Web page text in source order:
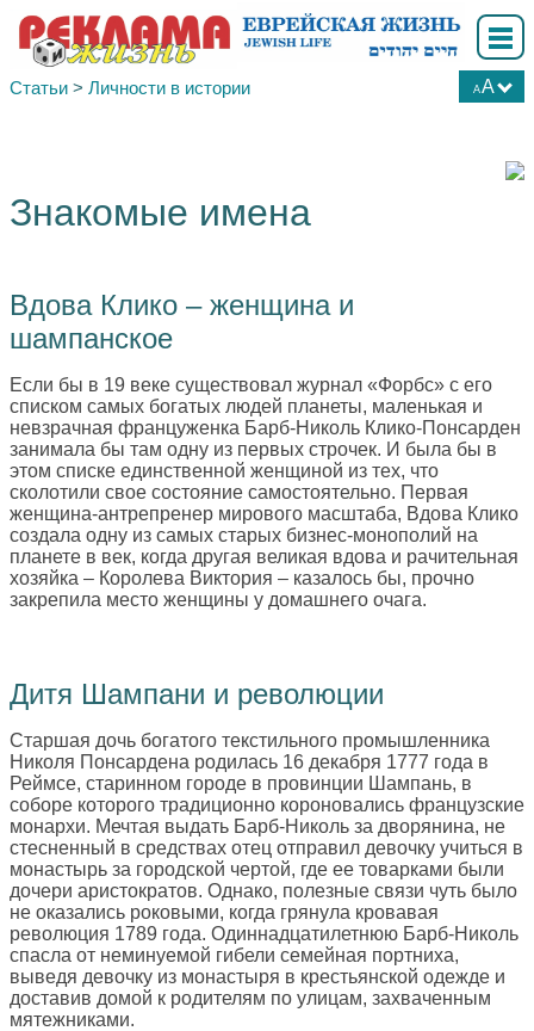
AA
Статьи > Личности в истории
Знакомые имена
Вдова Клико – женщина и
шампанское
Если бы в 19 веке существовал журнал «Форбс» с его
списком самых богатых людей планеты, маленькая и
невзрачная француженка Барб-Николь Клико-Понсарден
занимала бы там одну из первых строчек. И была бы в
этом списке единственной женщиной из тех, что
сколотили свое состояние самостоятельно. Первая
женщина-антрепренер мирового масштаба, Вдова Клико
создала одну из самых старых бизнес-монополий на
планете в век, когда другая великая вдова и рачительная
хозяйка – Королева Виктория – казалось бы, прочно
закрепила место женщины у домашнего очага.
Дитя Шампани и революции
Старшая дочь богатого текстильного промышленника
Николя Понсардена родилась 16 декабря 1777 года в
Реймсе, старинном городе в провинции Шампань, в
соборе которого традиционно короновались французские
монархи. Мечтая выдать Барб-Николь за дворянина, не
стесненный в средствах отец отправил девочку учиться в
монастырь за городской чертой, где ее товарками были
дочери аристократов. Однако, полезные связи чуть было
не оказались роковыми, когда грянула кровавая
революция 1789 года. Одиннадцатилетнюю Барб-Николь
спасла от неминуемой гибели семейная портниха,
выведя девочку из монастыря в крестьянской одежде и
доставив домой к родителям по улицам, захваченным
мятежниками.